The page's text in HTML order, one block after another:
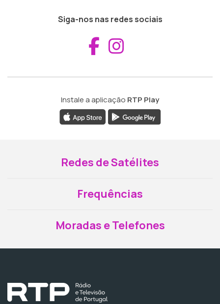
Siga-nos nas redes sociais
Aceder ao
Instale a aplicação RTP Play
Redes de Satélites
Frequências
Moradas e Telefones